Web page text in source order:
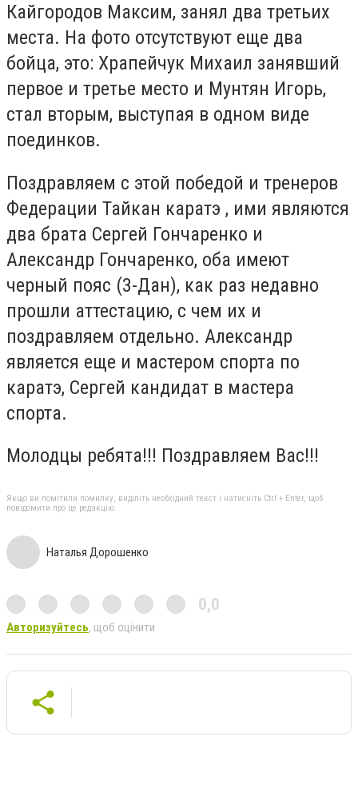
Кайгородов Максим, занял два третьих
места. На фото отсутствуют еще два
бойца, это: Храпейчук Михаил занявший
первое и третье место и Мунтян Игорь,
стал вторым, выступая в одном виде
поединков.
Поздравляем с этой победой и тренеров
Федерации Тайкан каратэ , ими являются
два брата Сергей Гончаренко и
Александр Гончаренко, оба имеют
черный пояс (3-Дан), как раз недавно
прошли аттестацию, с чем их и
поздравляем отдельно. Александр
является еще и мастером спорта по
каратэ, Сергей кандидат в мастера
спорта.
Молодцы ребята!!! Поздравляем Вас!!!
Якщо ви помітили помилку, виділіть необхідний текст і натисніть Ctrl + Enter, щоб
повідомити про це редакцію
Наталья Дорошенко
0,0
Авторизуйтесь, щоб оцінити